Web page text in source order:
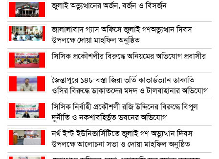
জুলাই অভ্যুত্থানের অর্জন, বর্জন ও বিসর্জন
জালালাবাদ গ্যাস অফিসে জুলাই গণঅভ্যুত্থান দিবস
উপলক্ষে দোয়া মাহফিল অনুষ্ঠিত
সিসিক প্রকৌশলীর বিরুদ্ধে অনিয়মের অভিযোগ প্রবাসীর
জৈন্তাপুরে ১৪৮ বস্তা জিরা ভর্তি কাভার্ডভ্যান ডাকাতি
ওসির বিরুদ্ধে ডাকাতদের মদদ ও টালবাহানার অভিযোগ
সিসিক নির্বাহী প্রকৌশলী রজি উদ্দিনের বিরুদ্ধে বিপুল
দুর্নীতি ও নকশাবহির্ভূত ভবনের অভিযোগ
নর্থ ইস্ট ইউনিভার্সিটিতে জুলাই গণ-অভ্যুত্থান দিবস
উপলক্ষে আলোচনা সভা ও দোয়া মাহফিল অনুষ্ঠিত